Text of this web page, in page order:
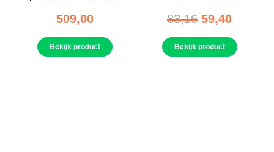
509,00
Bekijk product
83,16 59,40
Bekijk product